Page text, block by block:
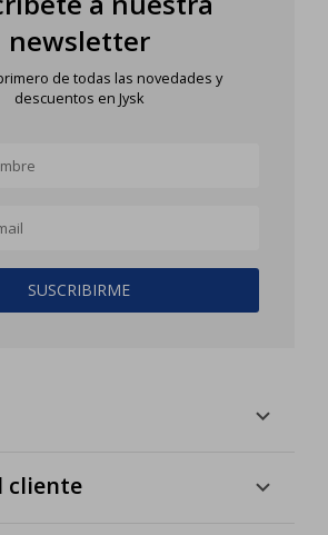
newsletter
de todas las novedades y
descuentos en Jysk
SUSCRIBIRME
cliente